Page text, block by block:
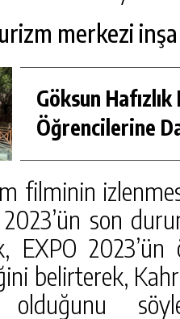
merkezi
Göksun Hafızlık
Öğrencilerine
filminin
son
EXPO 2023’ün
belirterek,